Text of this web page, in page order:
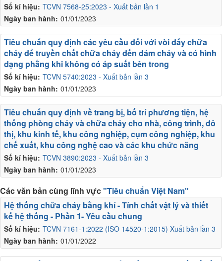
Số kí hiệu: TCVN 7568-25:2023 - Xuất bản lần 1
Ngày ban hành: 01/01/2023
Số kí hiệu: TCVN 5740:2023 - Xuất bản lần 3
Ngày ban hành: 01/01/2023
Tiêu chuẩn quy định các yêu cầu đối với vòi đẩy chữa
cháy để truyền chất chữa cháy đến đám cháy và có hình
dạng phẳng khi không có áp suất bên trong
Số kí hiệu: TCVN 3890:2023 - Xuất bản lần 3
Ngày ban hành: 01/01/2023
Tiêu chuẩn quy định về trang bị, bố trí phương tiện, hệ
thống phòng cháy và chữa cháy cho nhà, công trình, đô
thị, khu kinh tế, khu công nghiệp, cụm công nghiệp, khu
chế xuất, khu công nghệ cao và các khu chức năng
Các văn bản cùng lĩnh vực"Tiêu chuẩn Việt Nam"
Số kí hiệu: TCVN 7161-1:2022 (ISO 14520-1:2015) Xuất bản lần 3
Ngày ban hành: 01/01/2022
Hệ thống chữa cháy bằng khí - Tính chất vật lý và thiết
kế hệ thống - Phần 1- Yêu cầu chung